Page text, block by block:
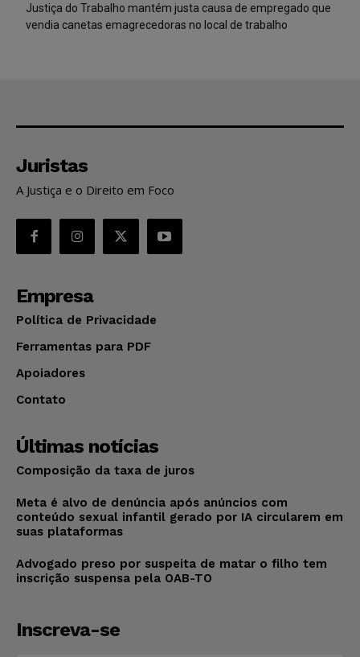
Justiça do Trabalho mantém justa causa de empregado que
vendia canetas emagrecedoras no local de trabalho
Juristas
A Justiça e o Direito em Foco
Empresa
Política de Privacidade
Ferramentas para PDF
Apoiadores
Contato
Últimas notícias
Composição da taxa de juros
Meta é alvo de denúncia após anúncios com
conteúdo sexual infantil gerado por IA circularem em
suas plataformas
Advogado preso por suspeita de matar o filho tem
inscrição suspensa pela OAB-TO
Inscreva-se